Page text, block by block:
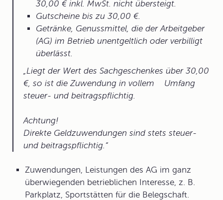
30,00 € inkl. MwSt. nicht übersteigt.
Gutscheine bis zu 30,00 €.
Getränke, Genussmittel, die der Arbeitgeber
(AG) im Betrieb unentgeltlich oder verbilligt
überlässt.
Liegt der Wert des Sachgeschenkes über 30,00
€, so ist die Zuwendung in vollem Umfang
steuer- und beitragspflichtig.
Achtung!
Direkte Geldzuwendungen sind stets steuer-
und beitragspflichtig.
Zuwendungen, Leistungen des AG im ganz
überwiegenden betrieblichen Interesse, z. B.
Parkplatz, Sportstätten für die Belegschaft.